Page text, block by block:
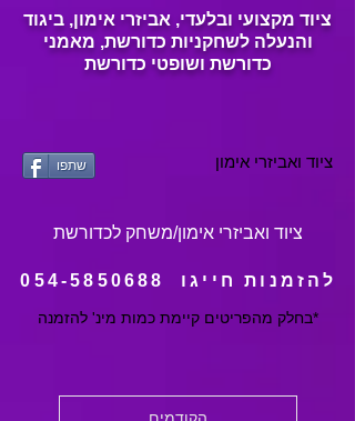
ציוד מקצועי ובלעדי, אביזרי אימון, ביגוד
והנעלה לשחקניות כדורשת, מאמני
כדורשת ושופטי כדורשת
ציוד ואביזרי אימון שתפו
ציוד ואביזרי אימון/משחק לכדורשת
להזמנות חייגו 054-5850688
*בחלק מהפריטים קיימת כמות מינ' להזמנה